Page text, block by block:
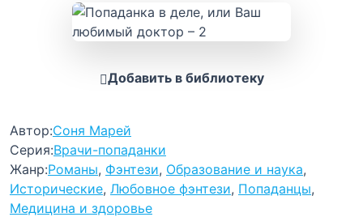
Добавить в библиотеку
Автор:Соня Марей
Серия:Врачи-попаданки
Жанр:Романы, Фэнтези, Образование и наука,
Исторические, Любовное фэнтези, Попаданцы,
Медицина и здоровье